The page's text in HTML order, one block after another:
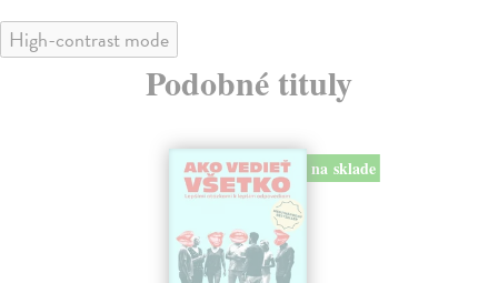
High-contrast mode
Podobné tituly
na sklade